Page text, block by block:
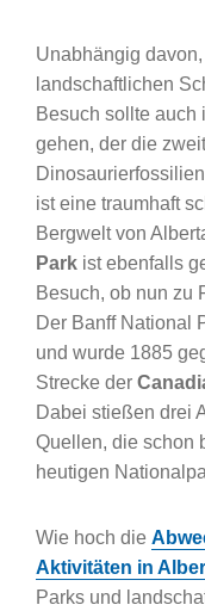
Unabhängig
landschaftlichen
Besuch sollte auch
gehen, der die
ist eine traumhaft
Bergwelt von
Park ist ebenfalls
Besuch, ob nun zu
Der Banff National
und wurde 1885
Strecke der
Dabei stießen drei
Quellen, die schon
heutigen
Wie hoch die
Aktivitäten in
Parks und